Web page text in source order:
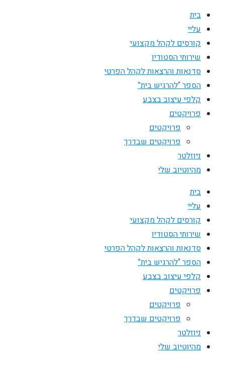
בית
עליי
קורסים לקהל מקצועי
שירותי הסטודיו
סדנאות והרצאות לקהל הפרטי
הספר “להרגיש בית”
קלפי עיצוב בצבע
פרויקטים
פרויקטים
פרויקטים שבדרך
ניוזלטר
מהיוטיוב שלי
בית
עליי
קורסים לקהל מקצועי
שירותי הסטודיו
סדנאות והרצאות לקהל הפרטי
הספר “להרגיש בית”
קלפי עיצוב בצבע
פרויקטים
פרויקטים
פרויקטים שבדרך
ניוזלטר
מהיוטיוב שלי